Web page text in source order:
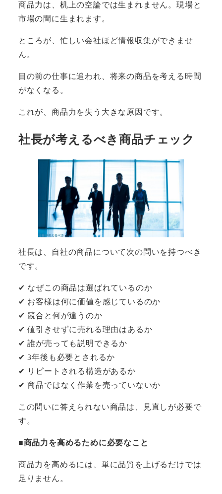
商品力は、机上の空論では生まれません。現場と
市場の間に生まれます。
ところが、忙しい会社ほど情報収集ができませ
ん。
目の前の仕事に追われ、将来の商品を考える時間
がなくなる。
これが、商品力を失う大きな原因です。
社長が考えるべき商品チェック
社長は、自社の商品について次の問いを持つべき
です。
✔ なぜこの商品は選ばれているのか
✔ お客様は何に価値を感じているのか
✔ 競合と何が違うのか
✔ 値引きせずに売れる理由はあるか
✔ 誰が売っても説明できるか
✔ 3年後も必要とされるか
✔ リピートされる構造があるか
✔ 商品ではなく作業を売っていないか
この問いに答えられない商品は、見直しが必要で
す。
■商品力を高めるために必要なこと
商品力を高めるには、単に品質を上げるだけでは
足りません。